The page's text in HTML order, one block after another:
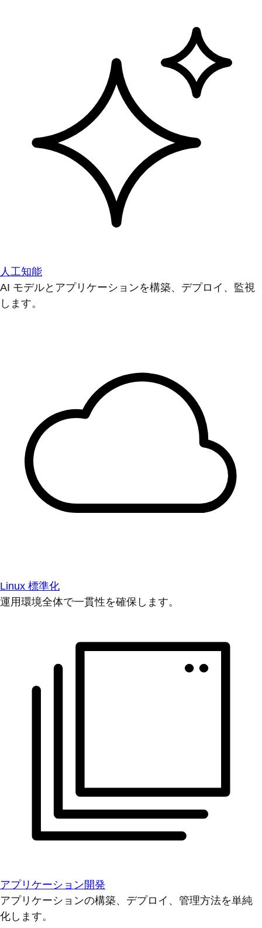
人工知能
AI モデルとアプリケーションを構築、デプロイ、監視
します。
Linux 標準化
運用環境全体で一貫性を確保します。
アプリケーション開発
アプリケーションの構築、デプロイ、管理方法を単純
化します。